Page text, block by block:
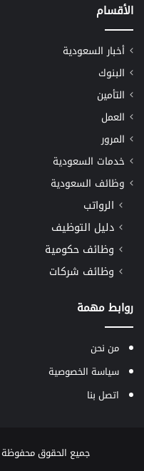
الأقسام
أخبار السعودية
البنوك
التأمين
العمل
المرور
خدمات السعودية
وظائف السعودية
الرواتب
دليل التوظيف
وظائف حكومية
وظائف شركات
روابط مهمة
من نحن
سياسة الخصوصية
اتصل بنا
جميع الحقوق